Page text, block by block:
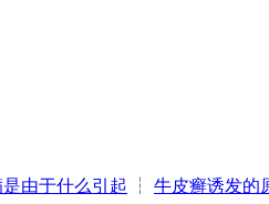
由于什么引起 ┆ 牛皮癣诱发的